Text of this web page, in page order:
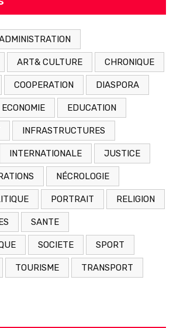
ART& CULTURE CHRONIQUE
COOPERATION DIASPORA
ECONOMIE EDUCATION
INFRASTRUCTURES
INTERNATIONALE JUSTICE
NÉCROLOGIE
PORTRAIT RELIGION
SANTE
SOCIETE SPORT
TOURISME TRANSPORT